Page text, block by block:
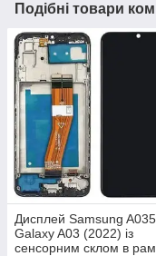
Подібні товари
Дисплей Samsung
Galaxy A03 (2022) із
сенсорним склом в